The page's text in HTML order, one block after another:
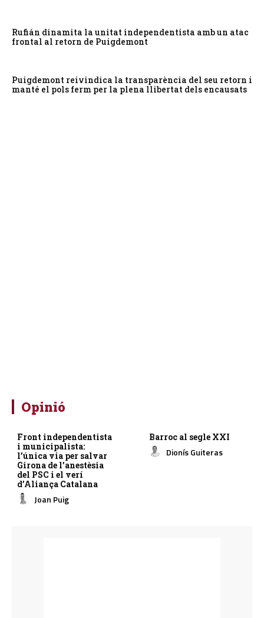
Rufián dinamita la unitat independentista amb un atac
frontal al retorn de Puigdemont
Puigdemont reivindica la transparència del seu retorn i
manté el pols ferm per la plena llibertat dels encausats
Opinió
Front independentista
i municipalista:
l’única via per salvar
Girona de l’anestèsia
del PSC i el verí
d’Aliança Catalana
Joan Puig
Barroc al segle XXI
Dionís Guiteras